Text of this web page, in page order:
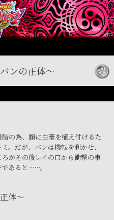
ンの正体～
の為、額に白毫を植え付けるた
。だが、バンは機転を利かせ、
がその後レイの口から衝撃の事
あると……。
体～